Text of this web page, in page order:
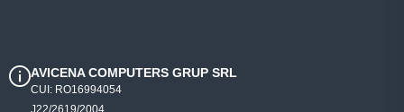
AVICENA COMPUTERS GRUP SRL
CUI: RO16994054
J22/2619/2004